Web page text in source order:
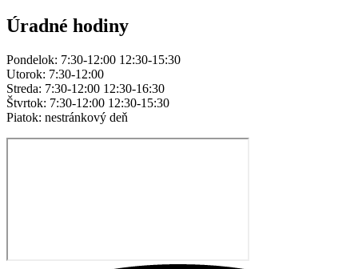
Úradné hodiny
Pondelok: 7:30-12:00 12:30-15:30
Utorok: 7:30-12:00
Streda: 7:30-12:00 12:30-16:30
Štvrtok: 7:30-12:00 12:30-15:30
Piatok: nestránkový deň